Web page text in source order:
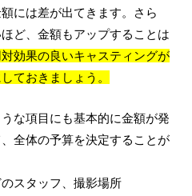
には差が出てきます。さら
ど、金額もアップすることは
効果の良いキャスティングが
ておきましょう。
な項目にも基本的に金額が発
全体の予算を決定することが
スタッフ、撮影場所